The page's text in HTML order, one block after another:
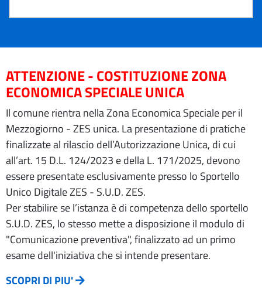
ATTENZIONE - COSTITUZIONE ZONA
ECONOMICA SPECIALE UNICA
Il comune rientra nella Zona Economica Speciale per il
Mezzogiorno - ZES unica. La presentazione di pratiche
finalizzate al rilascio dell’Autorizzazione Unica, di cui
all’art. 15 D.L. 124/2023 e della L. 171/2025, devono
essere presentate esclusivamente presso lo Sportello
Unico Digitale ZES - S.U.D. ZES.
Per stabilire se l’istanza è di competenza dello sportello
S.U.D. ZES, lo stesso mette a disposizione il modulo di
"Comunicazione preventiva", finalizzato ad un primo
esame dell'iniziativa che si intende presentare.
SCOPRI DI PIU'